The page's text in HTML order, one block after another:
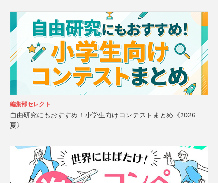
編集部セレクト
自由研究にもおすすめ！小学生向けコンテストまとめ《2026
夏》